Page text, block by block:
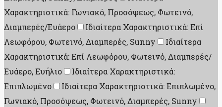
Χαρακτηριστικά: Γωνιακό, Προσόψεως, Φωτεινό,
Διαμπερές/Ευάερο
Ιδιαίτερα Χαρακτηριστικά: Επί
Λεωφόρου, Φωτεινό, Διαμπερές, Sunny
Ιδιαίτερα
Χαρακτηριστικά: Επί Λεωφόρου, Φωτεινό, Διαμπερές/
Ευάερο, Ευήλιο
Ιδιαίτερα Χαρακτηριστικά:
Επιπλωμένο
Ιδιαίτερα Χαρακτηριστικά: Επιπλωμένο,
Γωνιακό, Προσόψεως, Φωτεινό, Διαμπερές, Sunny